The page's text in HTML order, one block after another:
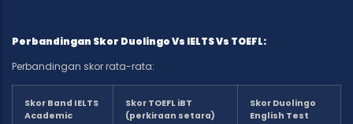
Perbandingan Skor Duolingo Vs IELTS Vs TOEFL:
Perbandingan skor rata-rata:
Skor Band IELTS
Academic
Skor TOEFL iBT
(perkiraan setara)
Skor Duolingo
English Test